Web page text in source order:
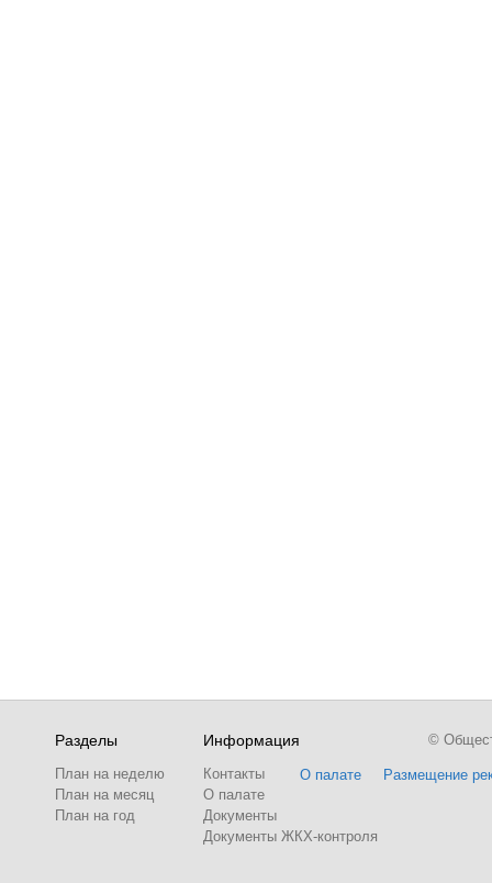
Разделы
План на неделю
План на месяц
План на год
Информация
Контакты
О палате
Документы
Документы ЖКХ-контроля
О палате Размещение
©